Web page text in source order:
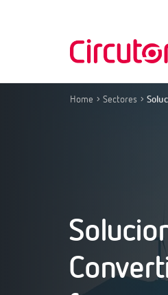
Home Sectores